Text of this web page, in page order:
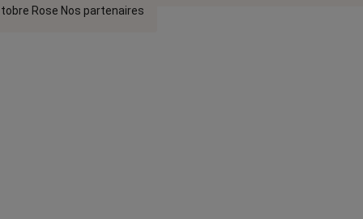
Rose Nos partenaires